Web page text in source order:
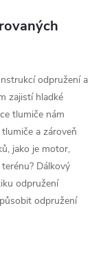
odpružení a
zajistí hladké
tlumiče nám
a zároveň
jako je motor,
Dálkový
odpružení
odpružení